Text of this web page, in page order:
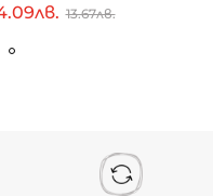
13.67лв.